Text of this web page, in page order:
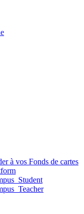
à vos Fonds de cartes